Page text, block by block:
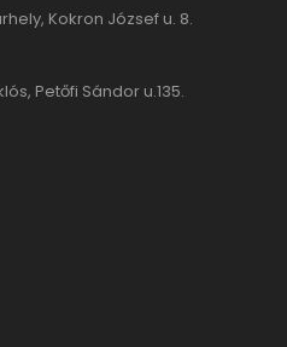
Kokron József u. 8.
Petőfi Sándor u.135.